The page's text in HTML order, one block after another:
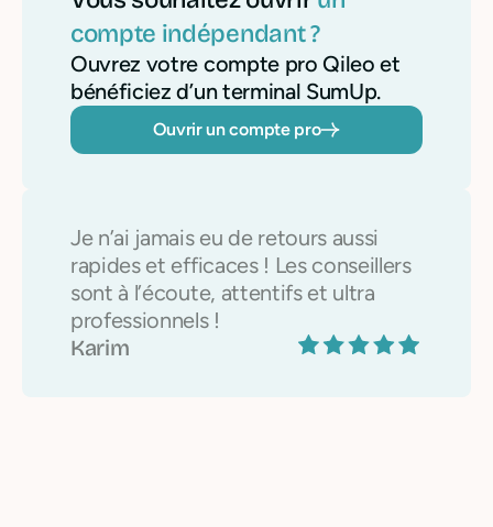
compte indépendant ?
Ouvrez votre compte pro Qileo et
bénéficiez d’un terminal SumUp.
Ouvrir un compte pro
Je n’ai jamais eu de retours aussi
rapides et efficaces ! Les conseillers
sont à l’écoute, attentifs et ultra
professionnels !
Karim